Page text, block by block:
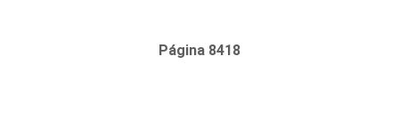
Página 8418